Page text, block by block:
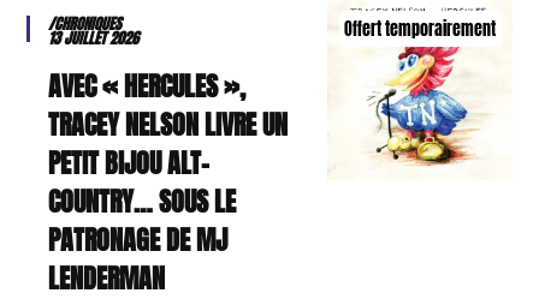
Offert temporairement
/CHRONIQUES
13 JUILLET 2026
AVEC « HERCULES »,
TRACEY NELSON LIVRE UN
PETIT BIJOU ALT-
COUNTRY… SOUS LE
PATRONAGE DE MJ
LENDERMAN